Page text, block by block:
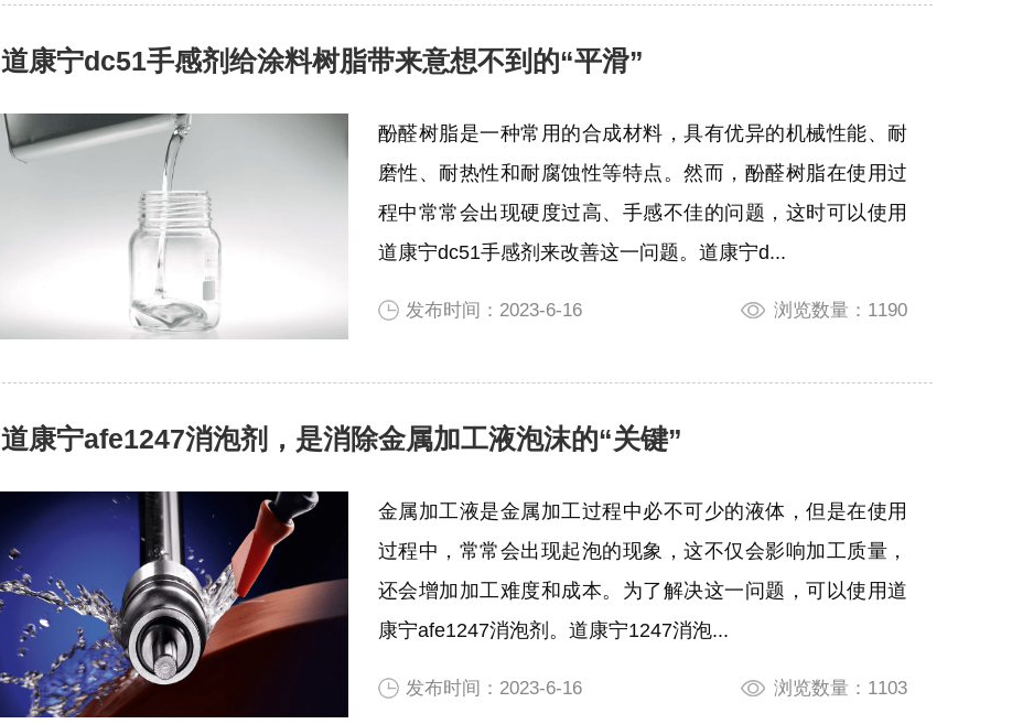
道康宁dc51手感剂给涂料树脂带来意想不到的“平滑”
酚醛树脂是一种常用的合成材料，具有优异的机械性能、耐
磨性、耐热性和耐腐蚀性等特点。然而，酚醛树脂在使用过
程中常常会出现硬度过高、手感不佳的问题，这时可以使用
道康宁dc51手感剂来改善这一问题。道康宁d...
发布时间：2023-6-16 浏览数量：1190
道康宁afe1247消泡剂，是消除金属加工液泡沫的“关键”
金属加工液是金属加工过程中必不可少的液体，但是在使用
过程中，常常会出现起泡的现象，这不仅会影响加工质量，
还会增加加工难度和成本。为了解决这一问题，可以使用道
康宁afe1247消泡剂。道康宁1247消泡...
发布时间：2023-6-16 浏览数量：1103